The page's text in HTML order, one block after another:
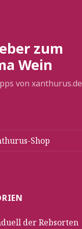
zum
Wein
von xanthurus.de
Shop
der Rebsorten